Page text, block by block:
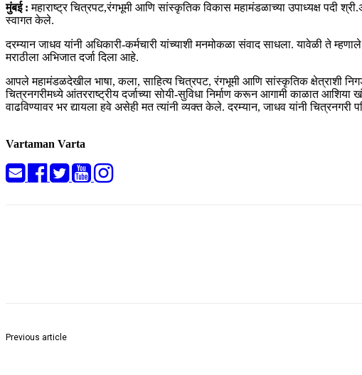
मुंबई : महाराष्ट्र चित्रपट,रंगभूमी आणि सांस्कृतिक विकास महामंडळाच्या उपाध्यक्ष पदी
स्वागत केले.
दरम्यान जाधव यांनी अधिकारी-कर्मचारी यांच्याशी मनमोकळा संवाद साधला. यावेळी ते
मराठीला अभिजात दर्जा दिला आहे.
आपले महामंडळदेखील भाषा, कला, साहित्य चित्रपट, रंगभूमी आणि सांस्कृतिक क्षेत्राशी
चित्रनगरीमध्ये आंतरराष्ट्रीय दर्जाच्या सोयी-सुविधा निर्माण करून आगामी काळात
वाढविण्यावर भर द्यायला हवे असेही मत त्यांनी व्यक्त केले. दरम्यान, जाधव यांनी चित्रनगरी
Vartaman Varta
Previous article